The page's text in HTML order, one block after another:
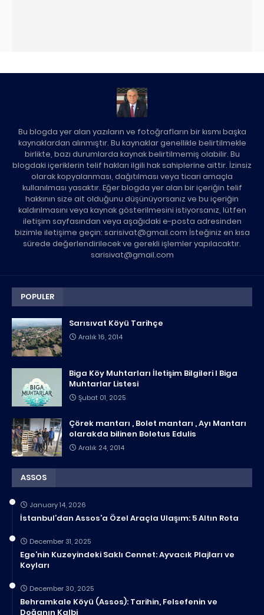
Bu blogda yer alan yazıların ve fotoğrafların bir kısmı başka
kaynaklardan alınmıştır. Bu kaynaklar genellikle belirtilmekle
birlikte, bazı durumlarda kaynak belirtilmemiş olabilir. Bu
blogdaki içeriklerin telif hakları ilgili hak sahiplerine aittir. İzinsiz
olarak kopyalanması, dağıtılması veya ticari amaçla
kullanılması yasaktır. Eğer blogda yer alan bir içeriğin telif
hakkının size ait olduğunu düşünüyorsanız ve bu içeriğin
kaldırılmasını veya kaynak gösterilmesini istiyorsanız, lütfen
iletişim sayfasından veya aşağıdaki e-posta adresinden
bizimle iletişime geçin: sarisivat@gmail.com İsteğiniz en kısa
sürede değerlendirilecek ve gerekli işlemler yapılacaktır.
sarisivat@gmail.com
POPULER
Sarısıvat Köyü Tarihçe
Aralık 16, 2014
Biga Köy Muhtarları İletişim Bilgileri I Biga
Muhtarlar Listesi
Şubat 01, 2025
Çörek mantarı , Bolet mantarı , Ayı Mantarı
olarakda bilinen Boletus Edulis
Aralık 24, 2014
ASSOS
January 14, 2026
İstanbul’dan Assos’a Özel Araçla Ulaşım: 5 Altın Rota
December 31, 2025
Ege’nin Kuzeyindeki Saklı Cennet: Ayvacık Plajları ve
Koyları
December 30, 2025
Behramkale Köyü (Assos): Tarihin, Felsefenin ve
Doğanın Kalbi